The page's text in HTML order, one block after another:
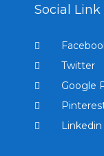
Social Link
Twitter
Google
Linkedin